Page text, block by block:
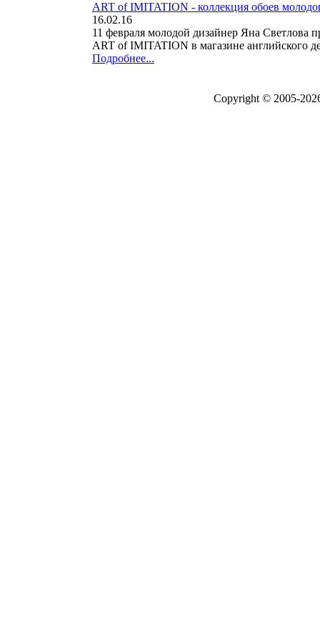
ART of IMITATION - коллекция обоев
16.02.16
11 февраля молодой дизайнер Яна Светлова
ART of IMITATION в магазине английского
Подробнее...
Copyright © 2005-